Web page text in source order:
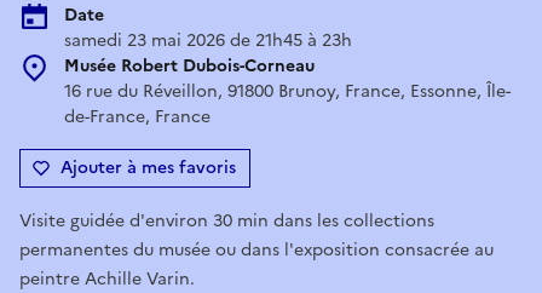
Date
samedi 23 mai 2026 de 21h45 à 23h
Musée Robert Dubois-Corneau
16 rue du Réveillon, 91800 Brunoy, France, Essonne, Île-
de-France, France
Ajouter à mes favoris
Visite guidée d'environ 30 min dans les collections
permanentes du musée ou dans l'exposition consacrée au
peintre Achille Varin.